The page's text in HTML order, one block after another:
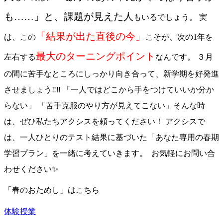
も……」と、課題が見えた人 もいるでしょう。 実
は、この 「結果が出た直後の今」 こそが、次の1年を
左右する最大のターニングポイント なんです。 ３月
の間に苦手なところにしっかり向き合って、新学期を好発進
させましょう‼️‼️ 「一人ではどこから手をつけていいか分か
らない」 「苦手克服のやり方が見えてこない」そんな時
は、ぜひ私たちアクシスを頼ってください！ アクシスで
は、一人ひとりのテスト結果に基づいた「あなた専用の春期
学習プラン」を一緒に考えていきます。 お気軽にお問い合
わせください✨
「春のおためし」はこちら
体験授業